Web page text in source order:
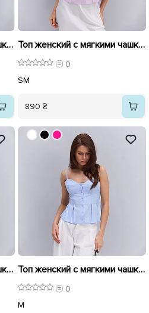
Топ женский с мягкими чашками 595742 Черный Топ женский с мягкими чашками 595740 Розовый
0
SM
890 ₴
Топ женский с мягкими чашками 595739 Молочный Топ женский с мягкими чашками 595741 Голубой
0
M